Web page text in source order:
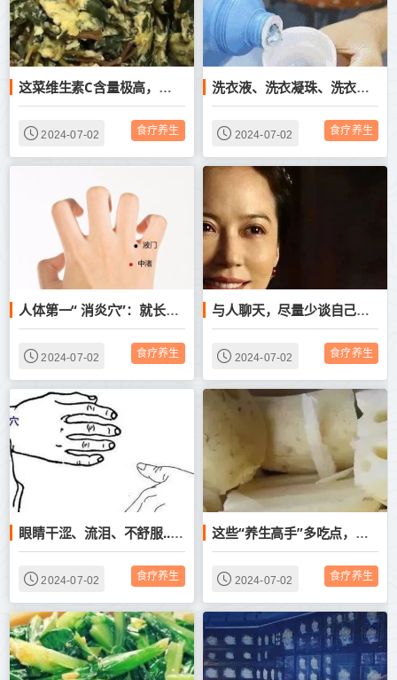
这菜维生素C含量极高，还能预防湿疹，简单一拌也好吃
2024-07-02 食疗养生
洗衣液、洗衣凝珠、洗衣粉、肥皂…到底哪个最好用？
2024-07-02 食疗养生
人体第一“ 消炎穴”：就长在手上！
2024-07-02 食疗养生
与人聊天，尽量少谈自己的4件事，关系再好也不行
2024-07-02 食疗养生
眼睛干涩、流泪、不舒服...？送你保护眼睛的十二个方法，简单好用~
2024-07-02 食疗养生
这些“养生高手”多吃点，强身又滋补，老人尤其适合！
2024-07-02 食疗养生